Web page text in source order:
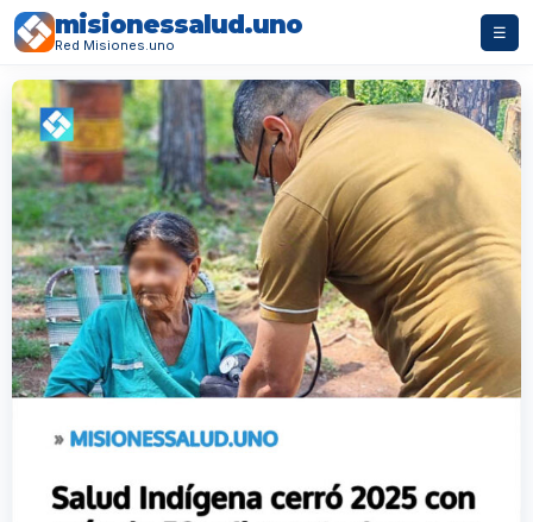
misionessalud.uno
Red Misiones.uno
☰